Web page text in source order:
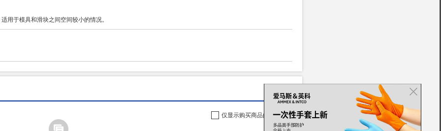
用于模具和滑块之间空间较小的情况。
仅显示购买商品的用户评价